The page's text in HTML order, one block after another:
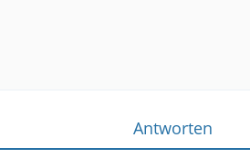
Antworten